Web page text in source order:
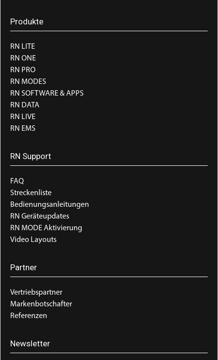
Produkte
RN LITE
RN ONE
RN PRO
RN MODES
RN SOFTWARE & APPS
RN DATA
RN LIVE
RN EMS
RN Support
FAQ
Streckenliste
Bedienungsanleitungen
RN Geräteupdates
RN MODE Aktivierung
Video Layouts
Partner
Vertriebspartner
Markenbotschafter
Referenzen
Newsletter